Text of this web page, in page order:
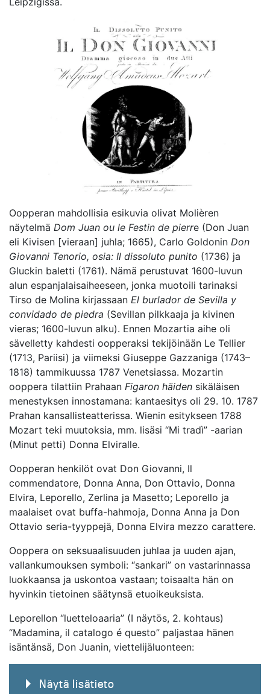
Oopperan mahdollisia esikuvia olivat Molièren
näytelmä Dom Juan ou le Festin de pierre (Don Juan
eli Kivisen [vieraan] juhla; 1665), Carlo Goldonin Don
Giovanni Tenorio, osia: Il dissoluto punito (1736) ja
Gluckin baletti (1761). Nämä perustuvat 1600-luvun
alun espanjalaisaiheeseen, jonka muotoili tarinaksi
Tirso de Molina kirjassaan El burlador de Sevilla y
convidado de piedra (Sevillan pilkkaaja ja kivinen
vieras; 1600-luvun alku). Ennen Mozartia aihe oli
sävelletty kahdesti oopperaksi tekijöinään Le Tellier
(1713, Pariisi) ja viimeksi Giuseppe Gazzaniga (1743–
1818) tammikuussa 1787 Venetsiassa. Mozartin
ooppera tilattiin Prahaan Figaron häiden sikäläisen
menestyksen innostamana: kantaesitys oli 29. 10. 1787
Prahan kansallisteatterissa. Wienin esitykseen 1788
Mozart teki muutoksia, mm. lisäsi “Mi tradì” -aarian
(Minut petti) Donna Elviralle.
Oopperan henkilöt ovat Don Giovanni, Il
commendatore, Donna Anna, Don Ottavio, Donna
Elvira, Leporello, Zerlina ja Masetto; Leporello ja
maalaiset ovat buffa-hahmoja, Donna Anna ja Don
Ottavio seria-tyyppejä, Donna Elvira mezzo carattere.
Ooppera on seksuaalisuuden juhlaa ja uuden ajan,
vallankumouksen symboli: “sankari” on vastarinnassa
luokkaansa ja uskontoa vastaan; toisaalta hän on
hyvinkin tietoinen säätynsä etuoikeuksista.
Leporellon “luetteloaaria” (I näytös, 2. kohtaus)
“Madamina, il catalogo é questo” paljastaa hänen
isäntänsä, Don Juanin, viettelijäluonteen:
Näytä lisätieto